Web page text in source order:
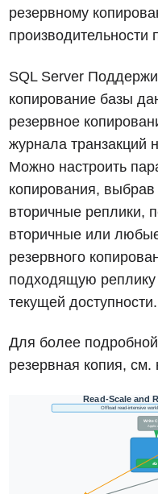
резервному
производительности
SQL Server
копирование базы
резервное
журнала транзакций
Можно настроить
копирования,
вторичные реплики,
вторичные или
резервного
подходящую реплику
текущей доступности.
Для более
резервная копия, см.